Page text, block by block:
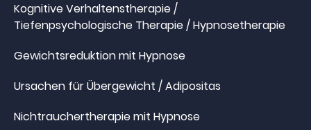
Kognitive Verhaltenstherapie /
Tiefenpsychologische Therapie / Hypnosetherapie
Gewichtsreduktion mit Hypnose
Ursachen für Übergewicht / Adipositas
Nichtrauchertherapie mit Hypnose